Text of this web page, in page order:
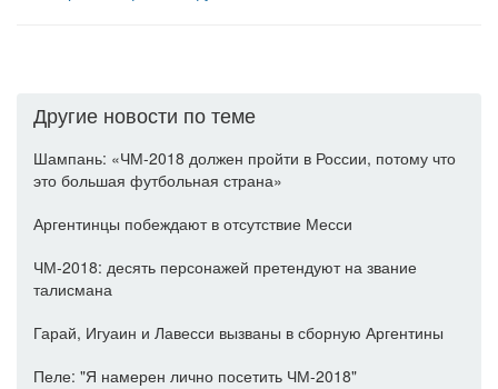
Другие новости по теме
Шампань: «ЧМ-2018 должен пройти в России, потому что
это большая футбольная страна»
Аргентинцы побеждают в отсутствие Месси
ЧМ-2018: десять персонажей претендуют на звание
талисмана
Гарай, Игуаин и Лавесси вызваны в сборную Аргентины
Пеле: "Я намерен лично посетить ЧМ-2018"